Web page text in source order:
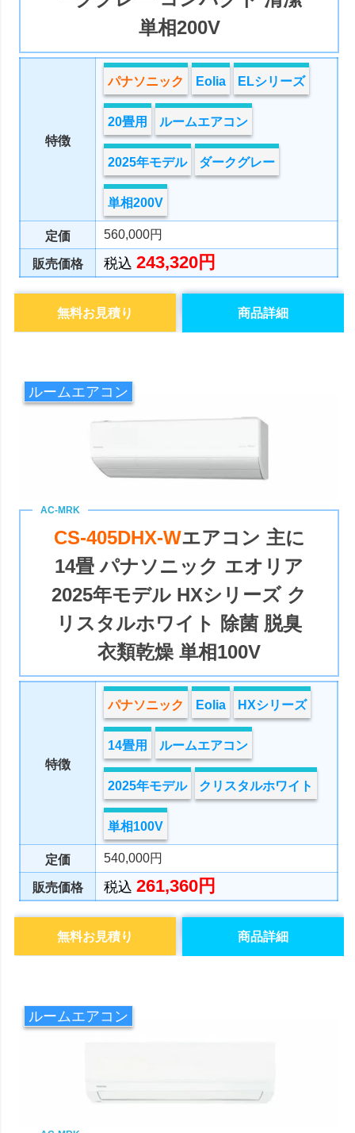
単相200V
特徴
パナソニック Eolia ELシリーズ
20畳用 ルームエアコン
2025年モデル ダークグレー
単相200V
定価 560,000円
販売価格 税込243,320円
商品詳細
無料お見積り
ルームエアコン
CS-405DHX-Wエアコン 主に
14畳 パナソニック エオリア
2025年モデル HXシリーズ ク
リスタルホワイト 除菌 脱臭
衣類乾燥 単相100V
特徴
パナソニック Eolia HXシリーズ
14畳用 ルームエアコン
2025年モデル クリスタルホワイト
単相100V
定価 540,000円
販売価格 税込261,360円
商品詳細
無料お見積り
ルームエアコン